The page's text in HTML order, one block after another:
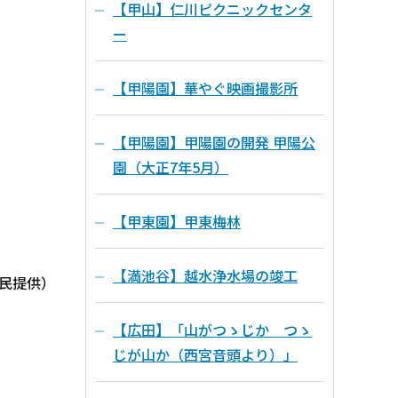
提供）
【甲山】仁川ピクニックセンタ
ー
【甲陽園】華やぐ映画撮影所
【甲陽園】甲陽園の開発 甲陽公
園（大正7年5月）
【甲東園】甲東梅林
【満池谷】越水浄水場の竣工
【広田】「山がつゝじか つゝ
じが山か（西宮音頭より）」